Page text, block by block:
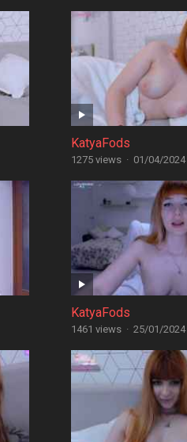
KatyaFods
1275 views · 01/04/2024
KatyaFods
1461 views · 25/01/2024